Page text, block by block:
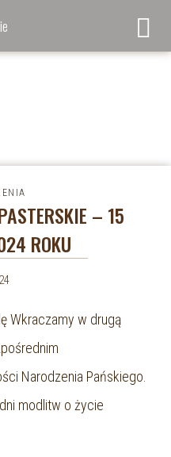
– 15
ROKU
Wkraczamy w drugą
Narodzenia Pańskiego.
modlitw o życie